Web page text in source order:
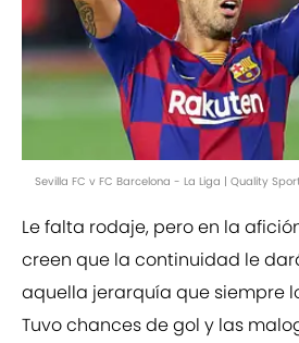
Sevilla FC v FC Barcelona - La Liga | Quality
Le falta rodaje, pero en la
creen que la continuidad le
aquella jerarquía que siempre
Tuvo chances de gol y las